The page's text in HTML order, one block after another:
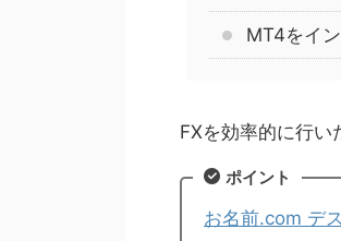
MT4をイ
FXを効率的に行い
ポイント
お名前.com デ